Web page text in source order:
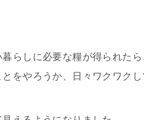
らしに必要な糧が得られた
をやろうか、日々ワクワクし